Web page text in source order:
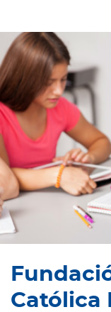
Católica